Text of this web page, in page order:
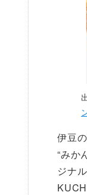
伊豆
“みか
ジナ